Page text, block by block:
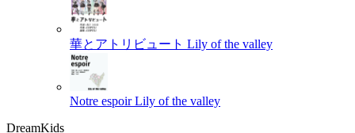
華とアトリビュート Lily of the valley
Notre espoir Lily of the valley
DreamKids